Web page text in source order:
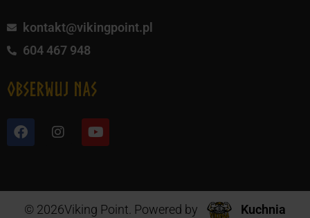
kontakt@vikingpoint.pl
604 467 948
obserwuj nas
© 2026Viking Point. Powered by Kuchnia